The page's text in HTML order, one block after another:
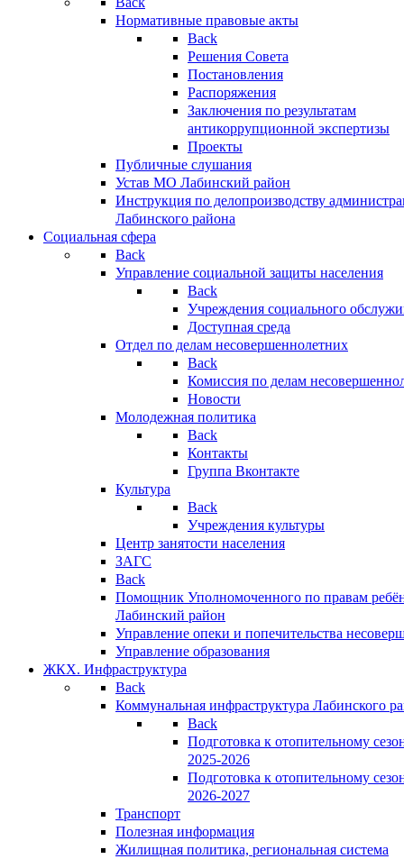
Нормативные правовые акты
Back
Решения Совета
Постановления
Распоряжения
Заключения по результатам
антикоррупционной экспертизы
Проекты
Публичные слушания
Устав МО Лабинский район
Инструкция по делопроизводству
Лабинского района
Социальная сфера
Back
Управление социальной защиты населения
Back
Учреждения социального
Доступная среда
Отдел по делам несовершеннолетних
Back
Комиссия по делам
Новости
Молодежная политика
Back
Контакты
Группа Вконтакте
Культура
Back
Учреждения культуры
Центр занятости населения
ЗАГС
Back
Помощник Уполномоченного по правам
Лабинский район
Управление опеки и попечительства
Управление образования
ЖКХ. Инфраструктура
Back
Коммунальная инфраструктура Лабинского
Back
Подготовка к отопительному
2025-2026
Подготовка к отопительному
2026-2027
Транспорт
Полезная информация
Жилищная политика, региональная система